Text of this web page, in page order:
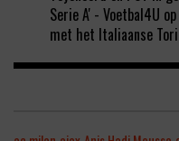
Serie A' - Voetbal4U op
met het Italiaanse